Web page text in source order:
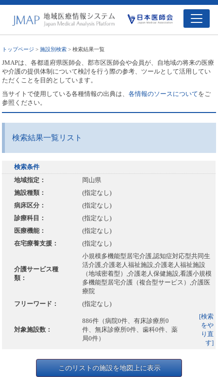
トップページ >施設別検索 > 検索結果一覧
JMAPは、各都道府県医師会、郡市区医師会や会員が、自地域の将来の医療
や介護の提供体制について検討を行う際の参考、ツールとして活用してい
ただくことを目的としています。
当サイトで使用している各種情報の出典は、各情報のソースについてをご
参照ください。
検索結果一覧リスト
検索条件
地域指定：
岡山県
施設種類：
(指定なし)
病床区分：
(指定なし)
診療科目：
(指定なし)
医療機能：
(指定なし)
在宅療養支援：
(指定なし)
介護サービス種
類：
小規模多機能型居宅介護,認知症対応型共同生
活介護,介護老人福祉施設,介護老人福祉施設
（地域密着型）,介護老人保健施設,看護小規模
多機能型居宅介護（複合型サービス）,介護医
療院
フリーワード：
(指定なし)
対象施設数：
886件（病院0件、有床診療所0
件、無床診療所0件、歯科0件、薬
局0件）
[検索
をや
り直
す]
このリストの施設を地図上に表示